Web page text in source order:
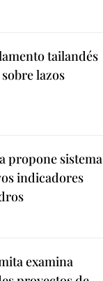
tailandés
lazos
propone sistema
indicadores
examina